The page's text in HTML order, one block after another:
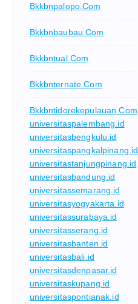
Bkkbnpalopo.com
Bkkbnbaubau.com
Bkkbntual.com
Bkkbnternate.com
Bkkbntidorekepulauan.com
universitaspalembang.id
universitasbengkulu.id
universitaspangkalpinang.id
universitastanjungpinang.id
universitasbandung.id
universitassemarang.id
universitasyogyakarta.id
universitassurabaya.id
universitasserang.id
universitasbanten.id
universitasbali.id
universitasdenpasar.id
universitaskupang.id
universitaspontianak.id